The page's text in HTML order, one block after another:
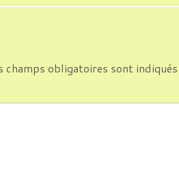
champs obligatoires sont indiqués